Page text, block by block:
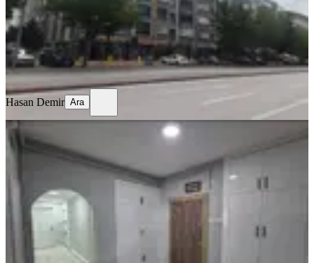
5.400.000 ₺
Hasan Demir
Ara
Hasan Demir Ara
SİTE İÇİ
Konya Otogar Yani
Konya, Selçuklu
·6. Kat ·11.07.2026
Hacı EREN